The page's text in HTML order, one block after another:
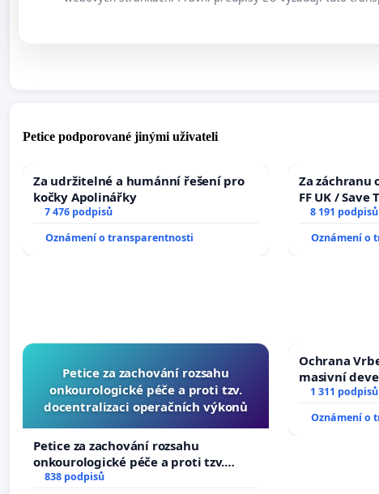
Petice podporované jinými uživateli
Za udržitelné a humánní řešení pro
kočky Apolinářky
7 476 podpisů
Oznámení o transparentnosti
Za záchranu
FF UK /
the Faculty
8 191 podpisů
Oznámení o
Petice za zachování rozsahu
onkourologické péče a proti tzv.
docentralizaci operačních výkonů
Petice za zachování rozsahu
onkourologické péče a proti tzv.
docentralizaci operačních výkonů
838 podpisů
Ochrana
masivní
1 311 podpisů
Oznámení o